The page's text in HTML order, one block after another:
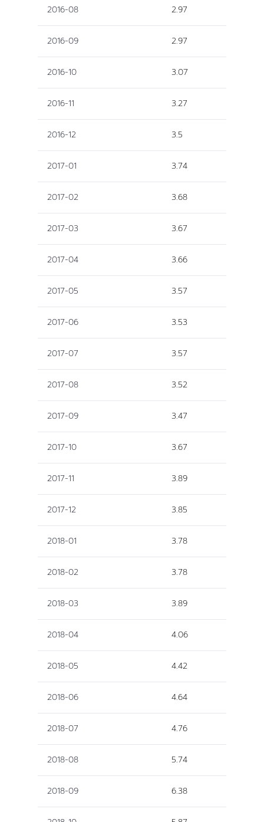
2016-08 2.97
2016-09 2.97
2016-10 3.07
2016-11 3.27
2016-12 3.5
2017-01 3.74
2017-02 3.68
2017-03 3.67
2017-04 3.66
2017-05 3.57
2017-06 3.53
2017-07 3.57
2017-08 3.52
2017-09 3.47
2017-10 3.67
2017-11 3.89
2017-12 3.85
2018-01 3.78
2018-02 3.78
2018-03 3.89
2018-04 4.06
2018-05 4.42
2018-06 4.64
2018-07 4.76
2018-08 5.74
2018-09 6.38